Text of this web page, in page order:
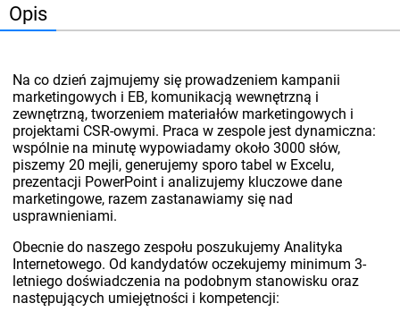
Opis
Na co dzień zajmujemy się prowadzeniem kampanii
marketingowych i EB, komunikacją wewnętrzną i
zewnętrzną, tworzeniem materiałów marketingowych i
projektami CSR-owymi. Praca w zespole jest dynamiczna:
wspólnie na minutę wypowiadamy około 3000 słów,
piszemy 20 mejli, generujemy sporo tabel w Excelu,
prezentacji PowerPoint i analizujemy kluczowe dane
marketingowe, razem zastanawiamy się nad
usprawnieniami.
Obecnie do naszego zespołu poszukujemy Analityka
Internetowego. Od kandydatów oczekujemy minimum 3-
letniego doświadczenia na podobnym stanowisku oraz
następujących umiejętności i kompetencji: